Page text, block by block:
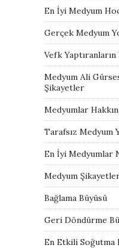
En İyi Medyum
Gerçek Medyum
Vefk
Medyum Ali
Şikayetler
Medyumlar
Tarafsız Medyum
En İyi Medyumlar
Medyum
Bağlama Büyüsü
Geri Döndürme
En Etkili Soğutma